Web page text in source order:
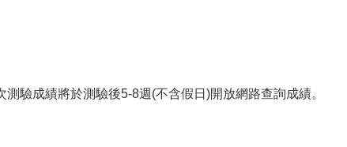
驗成績將於測驗後5-8週(不含假日)開放網路查詢成績。